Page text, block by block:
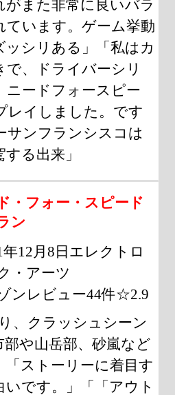
また非常に良いバラ
ています。ゲーム挙動
ッシリある」「私はカ
、ドライバーシリ
ニードフォースピー
レイしました。です
サンフランシスコは
る出来」
・フォー・スピード
ン
年12月8日エレクトロ
・アーツ
ンレビュー44件☆2.9
、クラッシュシーン
や山岳部、砂嵐など
ストーリーに着目す
です。」「「アウト